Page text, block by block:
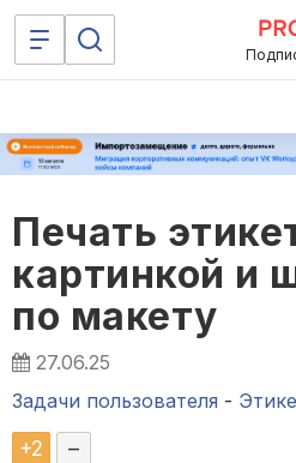
Печать
картинкой и
по макету
27.06.25
Задачи пользователя -
+2 –